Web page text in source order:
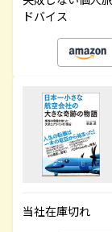
ドバイス
当社在庫切れ